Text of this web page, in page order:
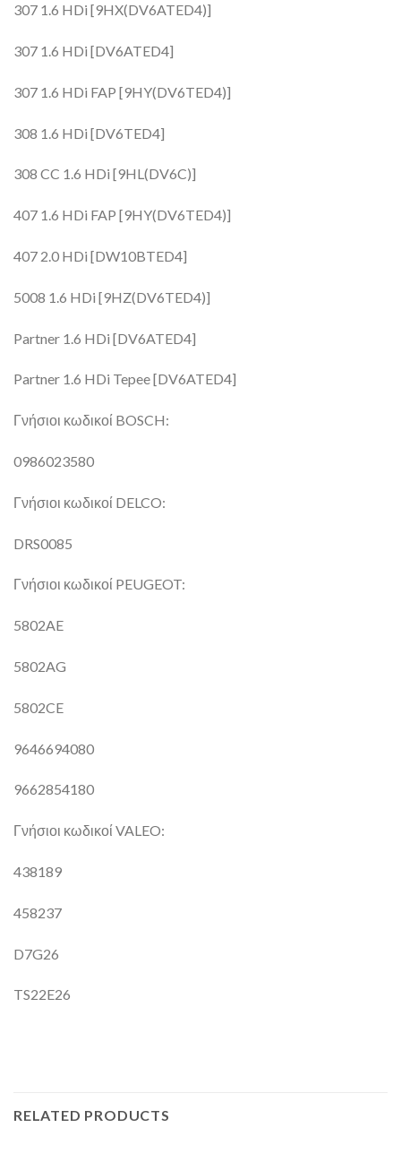
307 1.6 HDi [9HX(DV6ATED4)]
307 1.6 HDi [DV6ATED4]
307 1.6 HDi FAP [9HY(DV6TED4)]
308 1.6 HDi [DV6TED4]
308 CC 1.6 HDi [9HL(DV6C)]
407 1.6 HDi FAP [9HY(DV6TED4)]
407 2.0 HDi [DW10BTED4]
5008 1.6 HDi [9HZ(DV6TED4)]
Partner 1.6 HDi [DV6ATED4]
Partner 1.6 HDi Tepee [DV6ATED4]
Γνήσιοι κωδικοί BOSCH:
0986023580
Γνήσιοι κωδικοί DELCO:
DRS0085
Γνήσιοι κωδικοί PEUGEOT:
5802AE
5802AG
5802CE
9646694080
9662854180
Γνήσιοι κωδικοί VALEO:
438189
458237
D7G26
TS22E26
RELATED PRODUCTS